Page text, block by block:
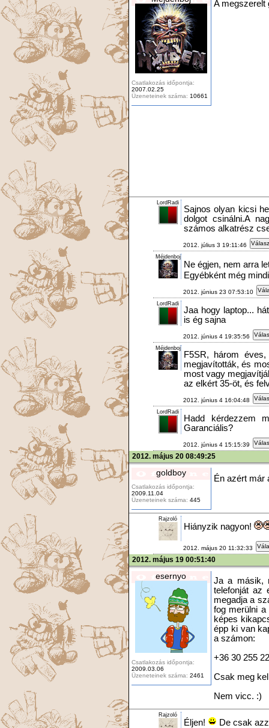
Csatlakozás időpontja:
2007.02.25
Üzeneteinek száma: 10661
A megszerelt
LordRadi
Sajnos olyan kicsi
dolgot csinálni.A
számos alkatrész
2012. július 3 19:11:46
Méjdenboj
Ne égjen, nem arra
Egyébként még
2012. június 23 07:53:10
LordRadi
Jaa hogy laptop...
is ég sajna
2012. június 4 19:35:56
Méjdenboj
F5SR, három
megjavították, és
most vagy
az elkért 35-öt, és
2012. június 4 16:04:48
LordRadi
Hadd kérdezzem
Garanciális?
2012. június 4 15:15:39
2012. május 20 08:49:25
goldboy
Csatlakozás időpontja:
2009.11.04
Üzeneteinek száma: 445
Én azért már
Rajzoló
Hiányzik nagyon!
2012. május 20 11:32:33
2012. május 19 00:51:40
esernyo
Csatlakozás időpontja:
2009.03.06
Üzeneteinek száma: 2461
Ja a másik,
telefonját az
megadja a
fog merülni a
képes
épp ki van
a számon:
+36 30 255
Csak meg
Nem vicc. :)
Rajzoló
Éljen! De csak